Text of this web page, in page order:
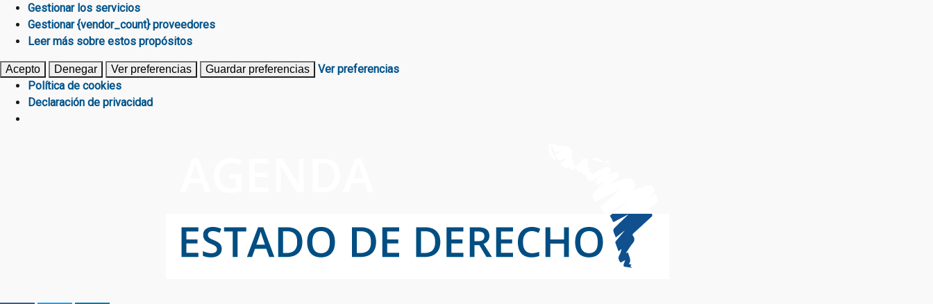
Gestionar los servicios
Gestionar {vendor_count} proveedores
Leer más sobre estos propósitos
Acepto Denegar Ver preferencias Guardar preferencias
Ver preferencias
Política de cookies
Declaración de privacidad